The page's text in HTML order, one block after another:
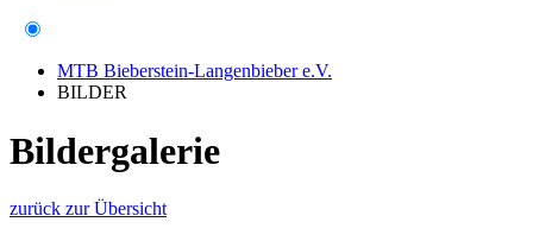
MTB Bieberstein-Langenbieber e.V.
BILDER
Bildergalerie
zurück zur Übersicht